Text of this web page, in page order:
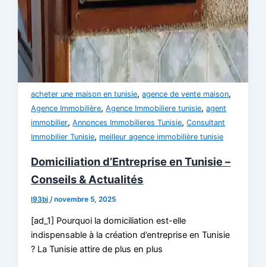
acheter une maison en tunisie,agence de vente maison,
Agence Immobilière,Agence Immobiliere tunisie,agent
immobilier,Annonces Immobilieres Tunisie,Consultant
Immobilier Tunisie, meilleur agence immobilière tunisie
Domiciliation d’Entreprise en Tunisie –
Conseils & Actualités
l93bj/novembre 5, 2025
[ad_1] Pourquoi la domiciliation est-elle
indispensable à la création d’entreprise en Tunisie
? La Tunisie attire de plus en plus